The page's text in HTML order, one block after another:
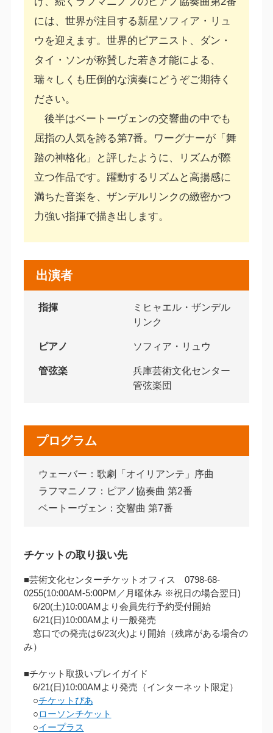
には、世界が注目する新星ソフィア・リュ
ウを迎えます。世界的ピアニスト、ダン・
タイ・ソンが称賛した若き才能による、
瑞々しくも圧倒的な演奏にどうぞご期待く
ださい。
後半はベートーヴェンの交響曲の中でも
屈指の人気を誇る第7番。ワーグナーが「舞
踏の神格化」と評したように、リズムが際
立つ作品です。躍動するリズムと高揚感に
満ちた音楽を、ザンデルリンクの緻密かつ
力強い指揮で描き出します。
出演者
指揮
ミヒャエル・ザンデル
リンク
ピアノ ソフィア・リュウ
管弦楽
兵庫芸術文化センター
管弦楽団
プログラム
ウェーバー：歌劇「オイリアンテ」序曲
ラフマニノフ：ピアノ協奏曲 第2番
ベートーヴェン：交響曲 第7番
チケットの取り扱い先
■芸術文化センターチケットオフィス 0798-68-
0255(10:00AM‐5:00PM／月曜休み ※祝日の場合翌日)
6/20(土)10:00AMより会員先行予約受付開始
6/21(日)10:00AMより一般発売
窓口での発売は6/23(火)より開始（残席がある場合の
み）
■チケット取扱いプレイガイド
6/21(日)10:00AMより発売（インターネット限定）
○チケットぴあ
○ローソンチケット
○イープラス